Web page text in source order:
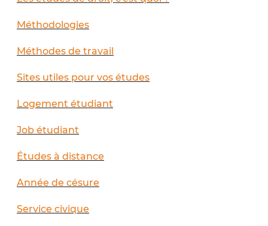
Méthodologies
Méthodes de travail
Sites utiles pour vos études
Logement étudiant
Job étudiant
Études à distance
Année de césure
Service civique